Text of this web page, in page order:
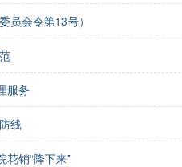
员会令第13号）
服务
线
花销“降下来”